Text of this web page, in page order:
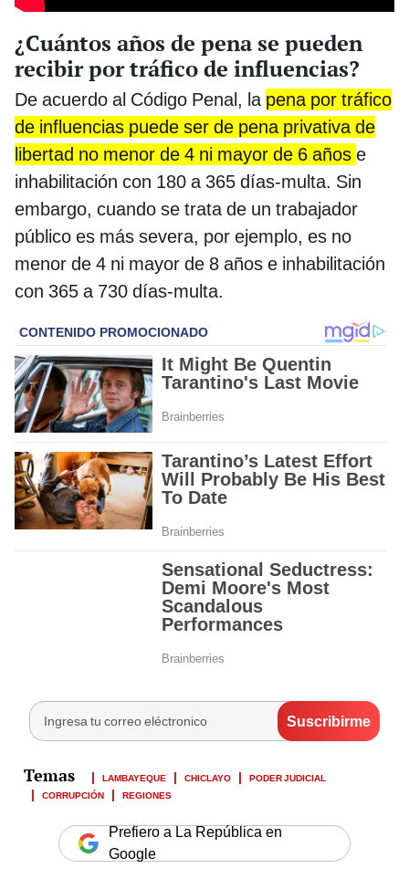
¿Cuántos años de pena se pueden
recibir por tráfico de influencias?
De acuerdo al Código Penal, la pena por tráfico
de influencias puede ser de pena privativa de
libertad no menor de 4 ni mayor de 6 años e
inhabilitación con 180 a 365 días-multa. Sin
embargo, cuando se trata de un trabajador
público es más severa, por ejemplo, es no
menor de 4 ni mayor de 8 años e inhabilitación
con 365 a 730 días-multa.
LAMBAYEQUE CHICLAYO
PODER JUDICIAL
CORRUPCIÓN
REGIONES
Prefiero a La República en
Google